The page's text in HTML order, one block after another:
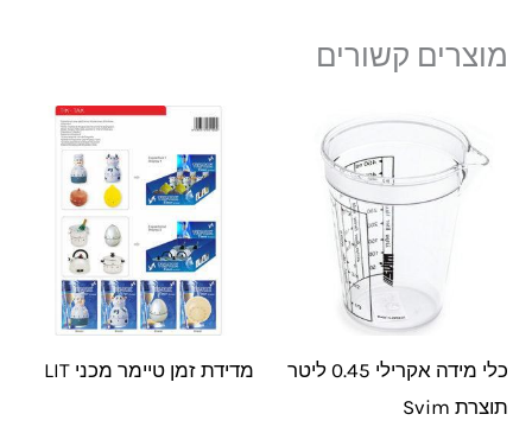
מוצרים קשורים
כלי מידה אקרילי 0.45 ליטר
תוצרת Svim
מדידת זמן טיימר מכני LIT